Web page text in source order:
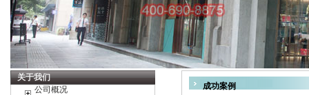
成功案例
关于我们
公司概况